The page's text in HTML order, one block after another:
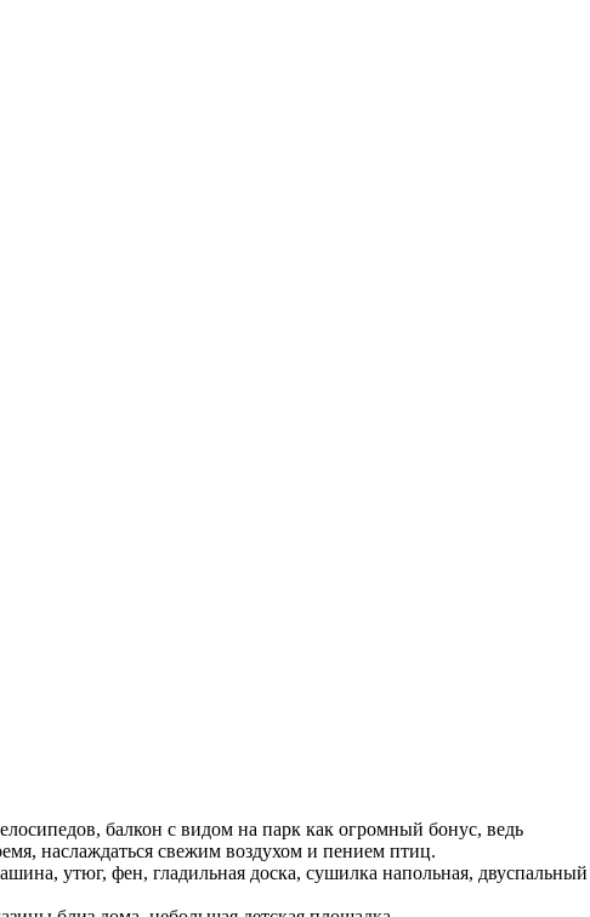
балкон с видом на парк как огромный бонус, ведь
наслаждаться свежим воздухом и пением птиц.
утюг, фен, гладильная доска, сушилка напольная, двуспальный